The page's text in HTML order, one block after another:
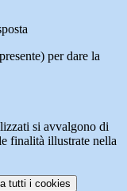
per dare la
si avvalgono di
finalità illustrate nella
tutti i cookies